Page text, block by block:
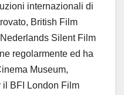
internazionali di
British Film
Silent Film
regolarmente ed ha
Museum,
il BFI London Film